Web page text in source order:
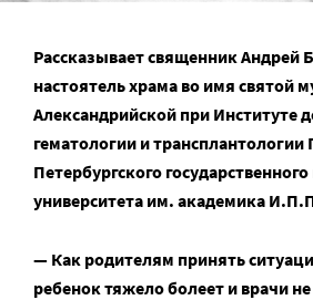
Рассказывает священник Андрей
настоятель храма во имя святой
Александрийской при Институте
гематологии и трансплантологии
Петербургского
университета им. академика
— Как родителям принять
ребенок тяжело болеет и врачи